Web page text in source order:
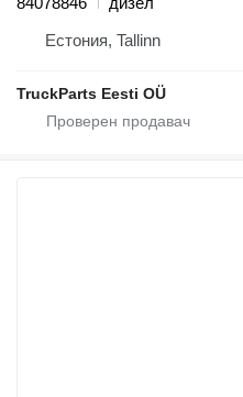
Естония, Tallinn
TruckParts Eesti OÜ